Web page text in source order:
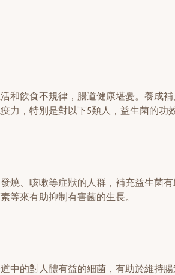
和飲食不規律，腸道健康堪憂。養成
力，特別是對以下5類人，益生菌的功
燒、咳嗽等症狀的人群，補充益生菌
等來有助抑制有害菌的生長。
中的對人體有益的細菌，有助於維持